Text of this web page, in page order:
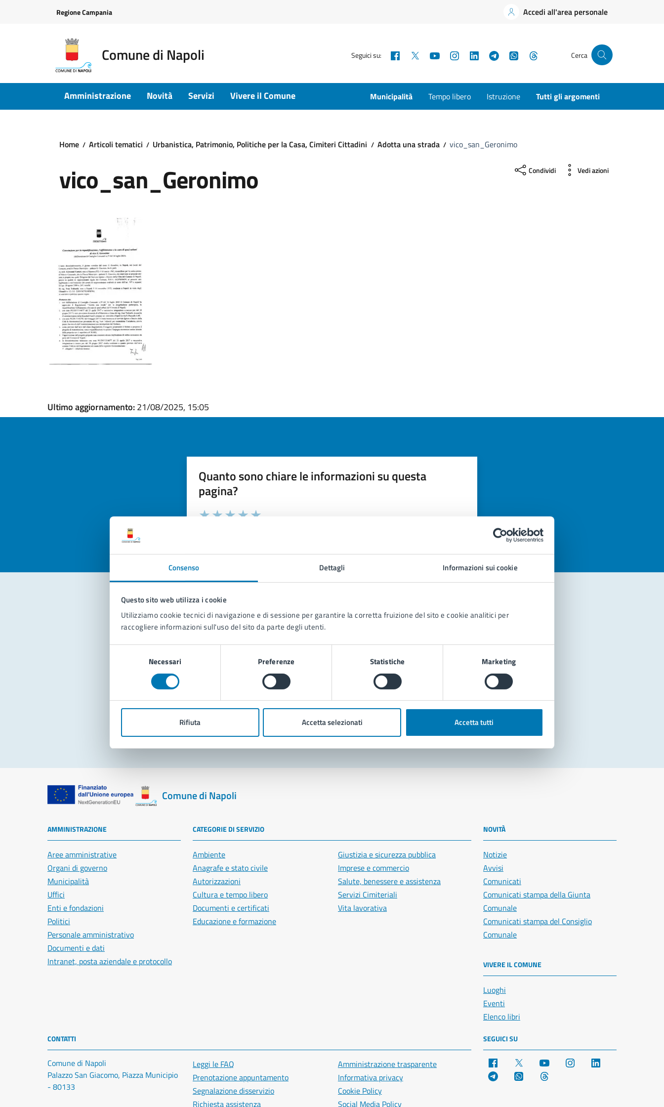
Consenso Dettagli Informazioni sui cookie
Questo sito web utilizza i cookie
Utilizziamo cookie tecnici di navigazione e di sessione per garantire la corretta fruizione del sito e cookie analitici per
raccogliere informazioni sull'uso del sito da parte degli utenti.
Necessari Preferenze Statistiche Marketing
Rifiuta Accetta selezionati Accetta tutti
Regione Campania Accedi all'area personale
Comune di Napoli Seguici su: Facebook YouTubeInstagramLinkedInTelegramWhatsApp Cerca
Amministrazione Novità Servizi Vivere il Comune Municipalità Tempo libero Istruzione Tutti gli argomenti
Home Articoli tematici Urbanistica, Patrimonio, Politiche per la Casa, Cimiteri Cittadini Adotta una strada vico_san_Geronimo
vico_san_Geronimo Condividi Vedi azioni
Ultimo aggiornamento:21/08/2025, 15:05
Quanto sono chiare le informazioni su questa
pagina?
Valuta la chiarezza delle informazioni (da 1 a 5 stelle)
Seleziona il numero di stelle per valutare la chiarezza delle informazioni
Contatta il comune
Richiedi assistenza
Prenota appuntamento
Problemi in città
Comune di Napoli
AMMINISTRAZIONE
Aree amministrative
Organi di governo
Municipalità
Uffici
Enti e fondazioni
Politici
Personale amministrativo
Documenti e dati
Intranet, posta aziendale e protocollo
CATEGORIE DI SERVIZIO
Ambiente
Anagrafe e stato civile
Autorizzazioni
Cultura e tempo libero
Documenti e certificati
Educazione e formazione
Giustizia e sicurezza pubblica
Imprese e commercio
Salute, benessere e assistenza
Servizi Cimiteriali
Vita lavorativa
NOVITÀ
Notizie
Avvisi
Comunicati
Comunicati stampa della Giunta
Comunale
Comunicati stampa del Consiglio
Comunale
VIVERE IL COMUNE
Luoghi
Eventi
Elenco libri
CONTATTI
Comune di Napoli
Palazzo San Giacomo, Piazza Municipio
- 80133
Leggi le FAQ
Prenotazione appuntamento
Segnalazione disservizio
Richiesta assistenza
Amministrazione trasparente
Informativa privacy
Cookie Policy
Social Media Policy
SEGUICI SU
Facebook YouTube Instagram
Telegram WhatsApp